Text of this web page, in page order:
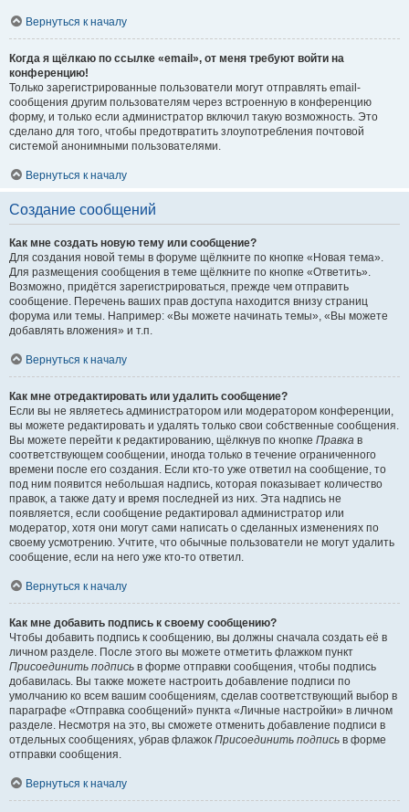
Вернуться к началу
Когда я щёлкаю по ссылке «email», от меня требуют войти на
конференцию!
Только зарегистрированные пользователи могут отправлять email-
сообщения другим пользователям через встроенную в конференцию
форму, и только если администратор включил такую возможность. Это
сделано для того, чтобы предотвратить злоупотребления почтовой
системой анонимными пользователями.
Вернуться к началу
Создание сообщений
Как мне создать новую тему или сообщение?
Для создания новой темы в форуме щёлкните по кнопке «Новая тема».
Для размещения сообщения в теме щёлкните по кнопке «Ответить».
Возможно, придётся зарегистрироваться, прежде чем отправить
сообщение. Перечень ваших прав доступа находится внизу страниц
форума или темы. Например: «Вы можете начинать темы», «Вы можете
добавлять вложения» и т.п.
Вернуться к началу
Как мне отредактировать или удалить сообщение?
Если вы не являетесь администратором или модератором конференции,
вы можете редактировать и удалять только свои собственные сообщения.
Вы можете перейти к редактированию, щёлкнув по кнопке Правка в
соответствующем сообщении, иногда только в течение ограниченного
времени после его создания. Если кто-то уже ответил на сообщение, то
под ним появится небольшая надпись, которая показывает количество
правок, а также дату и время последней из них. Эта надпись не
появляется, если сообщение редактировал администратор или
модератор, хотя они могут сами написать о сделанных изменениях по
своему усмотрению. Учтите, что обычные пользователи не могут удалить
сообщение, если на него уже кто-то ответил.
Вернуться к началу
Как мне добавить подпись к своему сообщению?
Чтобы добавить подпись к сообщению, вы должны сначала создать её в
личном разделе. После этого вы можете отметить флажком пункт
Присоединить подпись в форме отправки сообщения, чтобы подпись
добавилась. Вы также можете настроить добавление подписи по
умолчанию ко всем вашим сообщениям, сделав соответствующий выбор в
параграфе «Отправка сообщений» пункта «Личные настройки» в личном
разделе. Несмотря на это, вы сможете отменить добавление подписи в
отдельных сообщениях, убрав флажок Присоединить подпись в форме
отправки сообщения.
Вернуться к началу